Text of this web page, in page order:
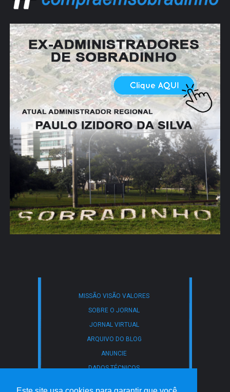
MISSÃO VISÃO VALORES
SOBRE O JORNAL
JORNAL VIRTUAL
ARQUIVO DO BLOG
ANUNCIE
DADOS TÉCNICOS